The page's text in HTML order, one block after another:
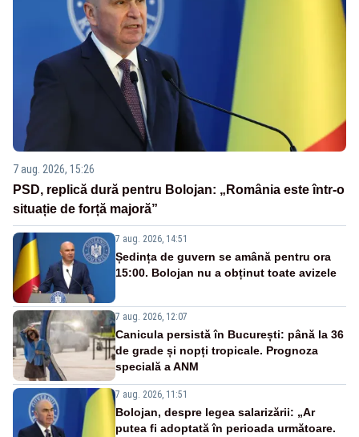
7 aug. 2026, 15:26
PSD, replică dură pentru Bolojan: „România este într-o
situație de forță majoră”
7 aug. 2026, 14:51
Ședința de guvern se amână pentru ora
15:00. Bolojan nu a obținut toate avizele
7 aug. 2026, 12:07
Canicula persistă în București: până la 36
de grade și nopți tropicale. Prognoza
specială a ANM
7 aug. 2026, 11:51
Bolojan, despre legea salarizării: „Ar
putea fi adoptată în perioada următoare.